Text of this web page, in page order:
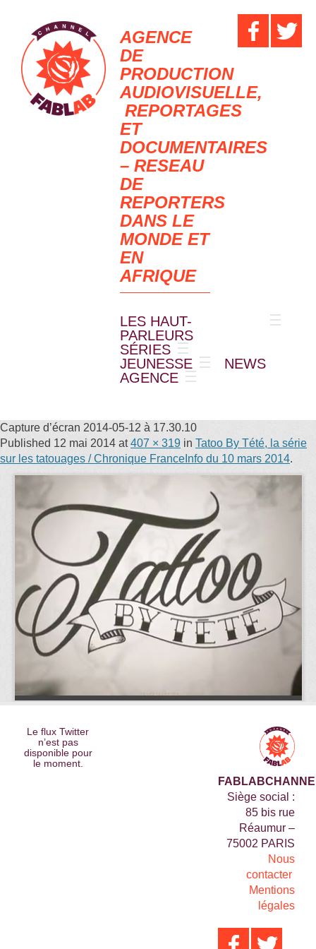
AGENCE
DE
PRODUCTION
AUDIOVISUELLE,
REPORTAGES
ET
DOCUMENTAIRES
– RESEAU
DE
REPORTERS
DANS LE
MONDE ET
EN
AFRIQUE
LES HAUT-
PARLEURS
SÉRIES
JEUNESSE
NEWS
AGENCE
Capture d’écran 2014-05-12 à 17.30.10
Published 12 mai 2014 at407 × 319 in Tatoo By Tété, la série
sur les tatouages / Chronique FranceInfo du 10 mars 2014.
Le flux Twitter
n’est pas
disponible pour
le moment.
Siège social :
85 bis rue
Réaumur –
75002 PARIS
Nous
contacter
Mentions
légales